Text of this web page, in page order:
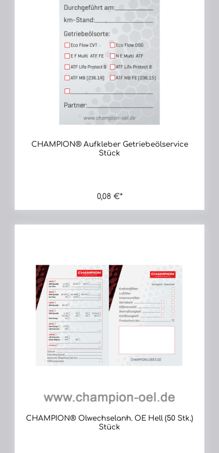
CHAMPION® Aufkleber Getriebeölservice
Stück
0,08 €*
CHAMPION® Ölwechselanh. OE Hell (50 Stk.)
Stück